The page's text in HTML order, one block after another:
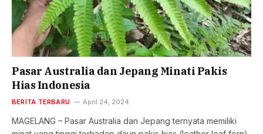
Pasar Australia dan Jepang Minati Pakis
Hias Indonesia
BERITA TERBARU April 24, 2024
MAGELANG – Pasar Australia dan Jepang ternyata memiliki